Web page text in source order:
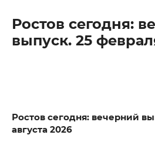
Ростов сегодня:
выпуск. 25
Ростов сегодня: вечерний
августа 2026